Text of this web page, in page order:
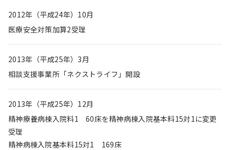
2012年（平成24年）10月
医療安全対策加算2受理
2013年（平成25年）3月
相談支援事業所「ネクストライフ」開設
2013年（平成25年）12月
精神療養病棟入院料1 60床を精神病棟入院基本料15対1に変更
受理
精神病棟入院基本料15対1 169床